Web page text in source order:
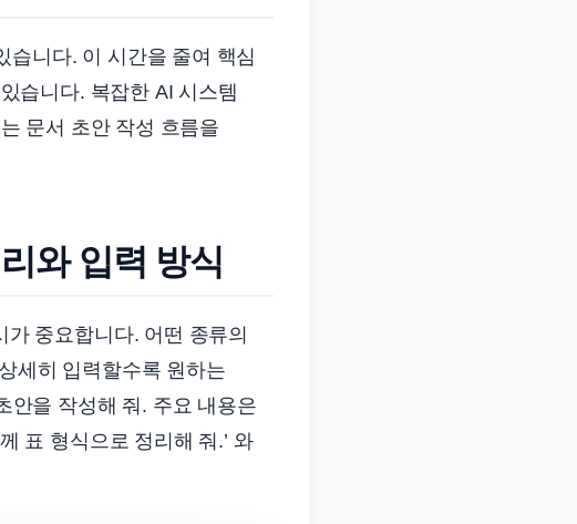
습니다. 이 시간을 줄여 핵심
습니다. 복잡한 AI 시스템
문서 초안 작성 흐름을
와 입력 방식
중요합니다. 어떤 종류의
세히 입력할수록 원하는
안을 작성해 줘. 주요 내용은
표 형식으로 정리해 줘.’ 와